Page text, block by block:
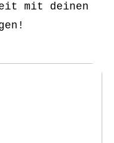
mit deinen